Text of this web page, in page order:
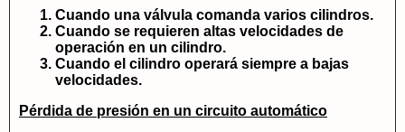
Cuando una válvula comanda varios cilindros.
Cuando se requieren altas velocidades de
operación en un cilindro.
Cuando el cilindro operará siempre a bajas
velocidades.
Pérdida de presión en un circuito automático